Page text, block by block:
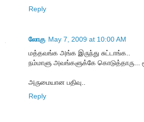
Reply
லோகு May 7, 2009 at 10:00 AM
மத்தவங்க அங்க இருந்து சுட்டாங்க..
நம்மாளு அவங்களுக்கே கொடுத்தாரு...
அருமையான பதிவு..
Reply